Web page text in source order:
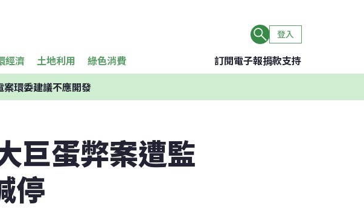
登入
經濟 土地利用 綠色消費 訂閱電子報捐款支持
環委建議不應開發
巨蛋弊案遭監
停